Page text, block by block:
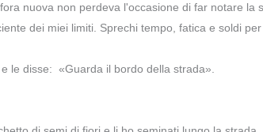
nuova non perdeva l'occasione di far notare la
dei miei limiti. Sprechi tempo, fatica e soldi
le disse: «Guarda il bordo della strada».